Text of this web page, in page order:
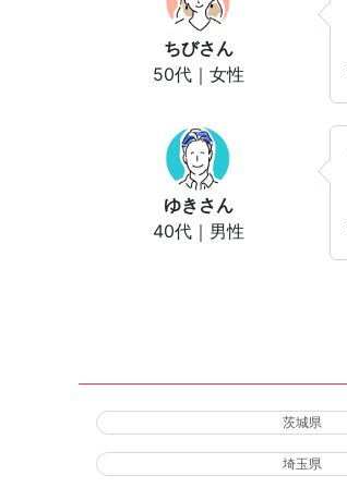
ちびさん
50代｜女性
ゆき さん
40代｜男性
茨城県
埼玉県